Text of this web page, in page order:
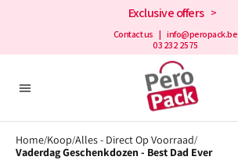
Exclusive offers >
Contact us | info@peropack.be
03 232 2575
Home/Koop/Alles - Direct Op Voorraad/
Vaderdag Geschenkdozen - Best Dad Ever